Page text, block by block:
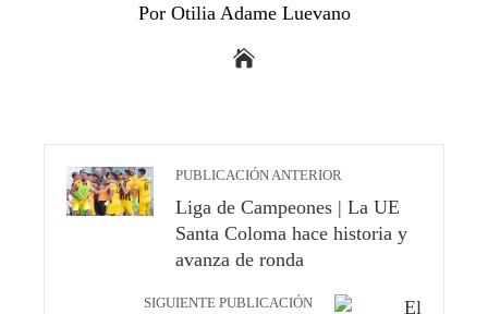
Por Otilia Adame Luevano
PUBLICACIÓN ANTERIOR
Liga de Campeones | La UE
Santa Coloma hace historia y
avanza de ronda
SIGUIENTE PUBLICACIÓN